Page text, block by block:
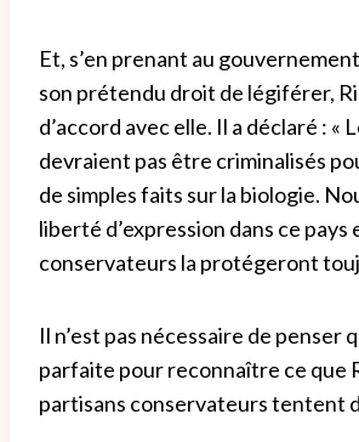
Et, s’en prenant au
son prétendu droit de légiférer,
d’accord avec elle. Il a déclaré : «
devraient pas être criminalisés
de simples faits sur la biologie.
liberté d’expression dans ce pays
conservateurs la protégeront
Il n’est pas nécessaire de penser
parfaite pour reconnaître ce que
partisans conservateurs tentent